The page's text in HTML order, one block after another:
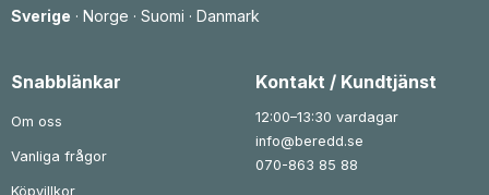
Sverige · Norge · Suomi · Danmark
Snabblänkar
Om oss
Vanliga frågor
Köpvillkor
Kontakt / Kundtjänst
12:00–13:30 vardagar
info@beredd.se
070-863 85 88